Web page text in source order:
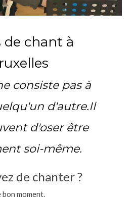
de chant à
consiste pas à
d'autre.Il
d'oser être
soi-même.
de chanter ?
bon moment.